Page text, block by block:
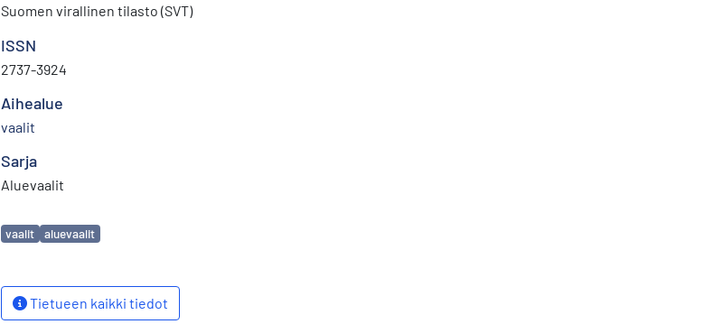
Suomen virallinen tilasto (SVT)
ISSN
2737-3924
Aihealue
vaalit
Sarja
Aluevaalit
Avainsanat
vaalit aluevaalit
Tietueen kaikki tiedot